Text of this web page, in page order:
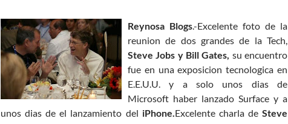
Reynosa Blogs.-Excelente foto de la
reunion de dos grandes de la Tech,
Steve Jobs y Bill Gates, su encuentro
fue en una exposicion tecnologica en
E.E.U.U. y a solo unos dias de
Microsoft haber lanzado Surface y a
unos dias de el lanzamiento del iPhone.Excelente charla deSteve